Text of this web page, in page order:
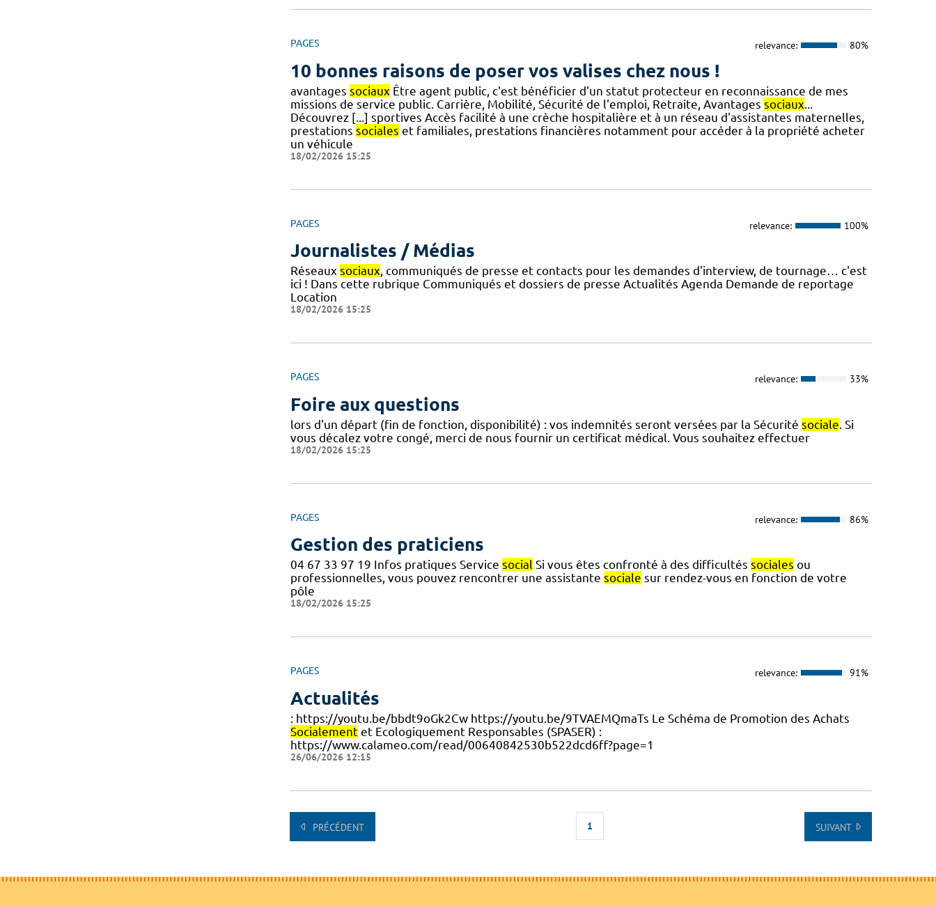
PAGES relevance: 80%
10 bonnes raisons de poser vos valises chez nous !
avantages sociaux Être agent public, c'est bénéficier d'un statut protecteur en reconnaissance de mes
missions de service public. Carrière, Mobilité, Sécurité de l'emploi, Retraite, Avantages sociaux...
Découvrez [...] sportives Accès facilité à une crèche hospitalière et à un réseau d'assistantes maternelles,
prestations sociales et familiales, prestations financières notamment pour accéder à la propriété acheter
un véhicule
18/02/2026 15:25
PAGES relevance: 100%
Journalistes / Médias
Réseaux sociaux, communiqués de presse et contacts pour les demandes d'interview, de tournage… c'est
ici ! Dans cette rubrique Communiqués et dossiers de presse Actualités Agenda Demande de reportage
Location
18/02/2026 15:25
PAGES relevance: 33%
Foire aux questions
lors d'un départ (fin de fonction, disponibilité) : vos indemnités seront versées par la Sécurité sociale. Si
vous décalez votre congé, merci de nous fournir un certificat médical. Vous souhaitez effectuer
18/02/2026 15:25
PAGES relevance: 86%
Gestion des praticiens
04 67 33 97 19 Infos pratiques Service social Si vous êtes confronté à des difficultés sociales ou
professionnelles, vous pouvez rencontrer une assistante sociale sur rendez-vous en fonction de votre
pôle
18/02/2026 15:25
PAGES relevance: 91%
Actualités
: https://youtu.be/bbdt9oGk2Cw https://youtu.be/9TVAEMQmaTs Le Schéma de Promotion des Achats
Socialementet Ecologiquement Responsables (SPASER) :
https://www.calameo.com/read/00640842530b522dcd6ff?page=1
26/06/2026 12:15
PRÉCÉDENT 1 SUIVANT